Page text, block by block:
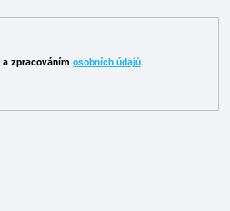
a zpracováním osobních údajů.